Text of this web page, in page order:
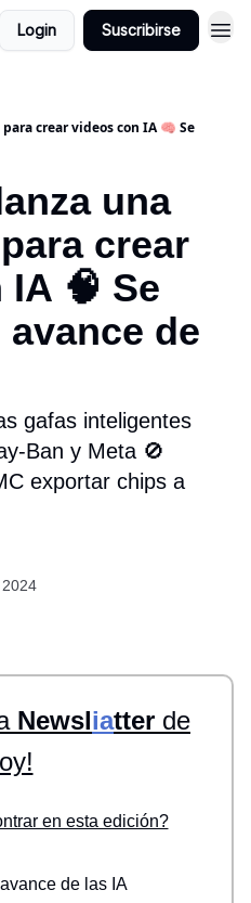
Login Suscribirse
crear videos con IA 🧠 Se
una
crear
🧠 Se
de
gafas inteligentes
Ban y Meta 🚫
exportar chips a
Newsliatter de
en esta edición?
de las IA